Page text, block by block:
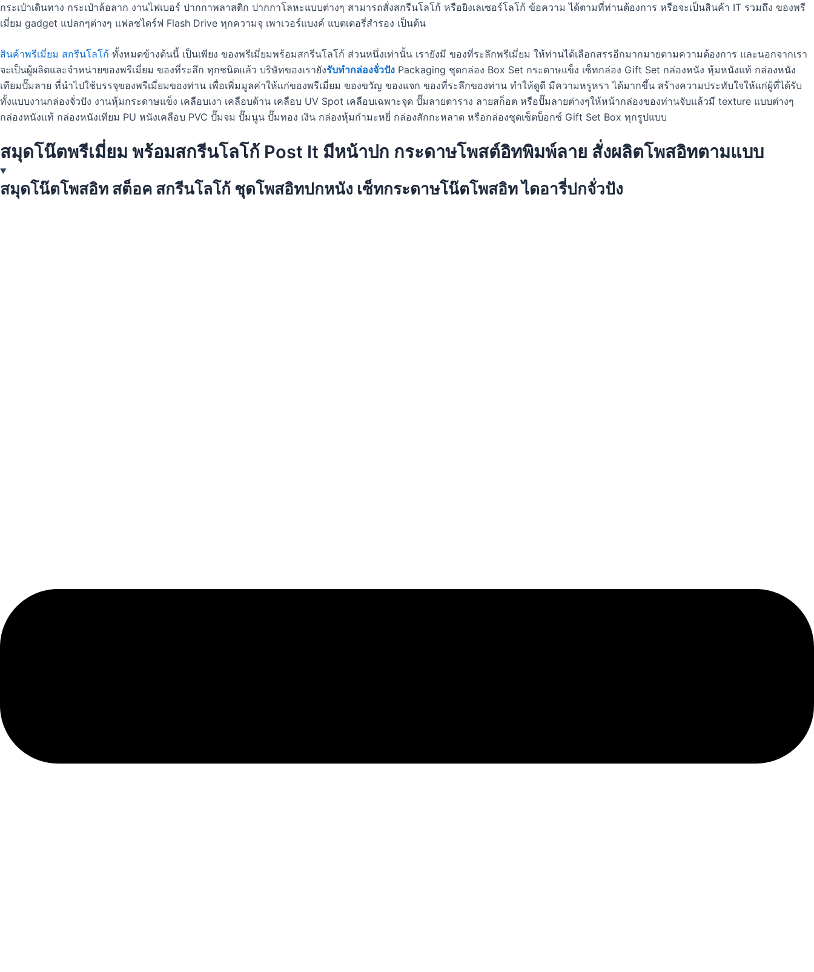
กระเป๋าเดินทาง กระเป๋าล้อลาก งานไฟเบอร์ ปากกาพลาสติก ปากกาโลหะแบบต่างๆ สามารถสั่งสกรีนโลโก้ หรือยิงเลเซอร์โลโก้ ข้อความ ได้ตามที่ท่านต้องการ หรือจะเป็นสินค้า IT รวมถึง ของพรี
เมี่ยม gadget แปลกๆต่างๆ แฟลชไดร์ฟ Flash Drive ทุกความจุ เพาเวอร์แบงค์ แบตเตอรี่สำรอง เป็นต้น
สินค้าพรีเมี่ยม สกรีนโลโก้ ทั้งหมดข้างต้นนี้ เป็นเพียง ของพรีเมี่ยมพร้อมสกรีนโลโก้ ส่วนหนึ่งเท่านั้น เรายังมี ของที่ระลึกพรีเมี่ยม ให้ท่านได้เลือกสรรอีกมากมายตามความต้องการ และนอกจากเรา
จะเป็นผู้ผลิตและจำหน่ายของพรีเมี่ยม ของที่ระลึก ทุกชนิดแล้ว บริษัทของเรายังรับทำกล่องจั่วปัง Packaging ชุดกล่อง Box Set กระดาษแข็ง เซ็ทกล่อง Gift Set กล่องหนัง หุ้มหนังแท้ กล่องหนัง
เทียมปั๊มลาย ที่นำไปใช้บรรจุของพรีเมี่ยมของท่าน เพื่อเพิ่มมูลค่าให้แก่ของพรีเมี่ยม ของขวัญ ของแจก ของที่ระลึกของท่าน ทำให้ดูดี มีความหรูหรา ได้มากขึ้น สร้างความประทับใจให้แก่ผู้ที่ได้รับ
ทั้งแบบงานกล่องจั่วปัง งานหุ้มกระดาษแข็ง เคลือบเงา เคลือบด้าน เคลือบ UV Spot เคลือบเฉพาะจุด ปั๊มลายตาราง ลายสก็อต หรือปั๊มลายต่างๆให้หน้ากล่องของท่านจับแล้วมี texture แบบต่างๆ
กล่องหนังแท้ กล่องหนังเทียม PU หนังเคลือบ PVC ปั๊มจม ปั๊มนูน ปั๊มทอง เงิน กล่องหุ้มกำมะหยี่ กล่องสักกะหลาด หรือกล่องชุดเซ็ตบ็อกซ์ Gift Set Box ทุกรูปแบบ
สมุดโน๊ตพรีเมี่ยม พร้อมสกรีนโลโก้ Post It มีหน้าปก กระดาษโพสต์อิทพิมพ์ลาย สั่งผลิตโพสอิทตามแบบ
สมุดโน๊ตโพสอิท สต็อค สกรีนโลโก้ ชุดโพสอิทปกหนัง เซ็ทกระดาษโน๊ตโพสอิท ไดอารี่ปกจั่วปัง